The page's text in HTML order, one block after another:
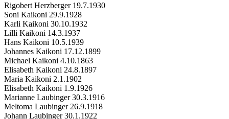
Rigobert Herzberger 19.7.1930
Soni Kaikoni 29.9.1928
Karli Kaikoni 30.10.1932
Lilli Kaikoni 14.3.1937
Hans Kaikoni 10.5.1939
Johannes Kaikoni 17.12.1899
Michael Kaikoni 4.10.1863
Elisabeth Kaikoni 24.8.1897
Maria Kaikoni 2.1.1902
Elisabeth Kaikoni 1.9.1926
Marianne Laubinger 30.3.1916
Meltoma Laubinger 26.9.1918
Johann Laubinger 30.1.1922